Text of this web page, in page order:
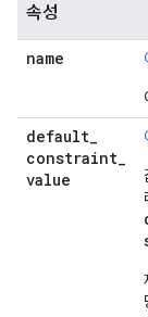
속성
name
default_
constraint_
value